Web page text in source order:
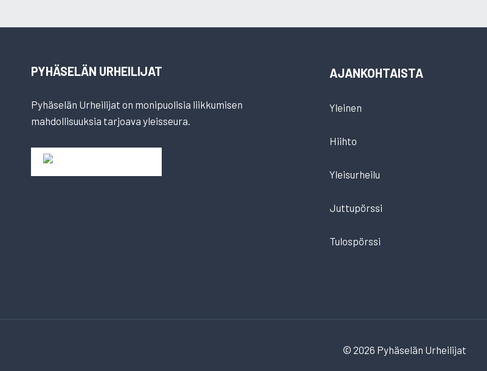
PYHÄSELÄN URHEILIJAT
Pyhäselän Urheilijat on monipuolisia liikkumisen
mahdollisuuksia tarjoava yleisseura.
AJANKOHTAISTA
Yleinen
Hiihto
Yleisurheilu
Juttupörssi
Tulospörssi
© 2026 Pyhäselän Urheilijat